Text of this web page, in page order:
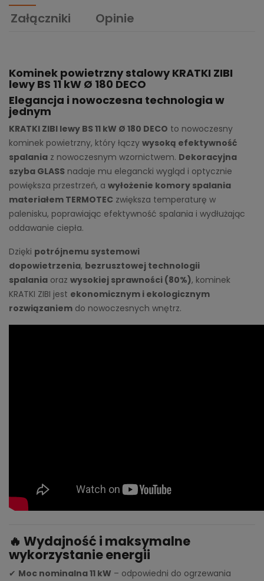
Załączniki
Opinie
Kominek powietrzny stalowy KRATKI ZIBI
lewy BS 11 kW Ø 180 DECO
Elegancja i nowoczesna technologia w
jednym
KRATKI ZIBI lewy BS 11 kW Ø 180 DECO to nowoczesny
kominek powietrzny, który łączy wysoką efektywność
spalania z nowoczesnym wzornictwem. Dekoracyjna
szyba GLASS nadaje mu elegancki wygląd i optycznie
powiększa przestrzeń, a wyłożenie komory spalania
materiałem TERMOTEC zwiększa temperaturę w
palenisku, poprawiając efektywność spalania i wydłużając
oddawanie ciepła.
Dzięki potrójnemu systemowi
dopowietrzenia, bezrusztowej technologii
spalania oraz wysokiej sprawności (80%), kominek
KRATKI ZIBI jest ekonomicznym i ekologicznym
rozwiązaniem do nowoczesnych wnętrz.
🔥 Wydajność i maksymalne
wykorzystanie energii
✔ Moc nominalna 11 kW – odpowiedni do ogrzewania